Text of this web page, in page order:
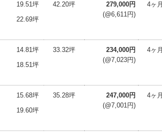
19.51坪
22.69坪
42.20坪
279,000円
(@6,611円)
4ヶ月
14.81坪
18.51坪
33.32坪
234,000円
(@7,023円)
4ヶ月
15.68坪
19.60坪
35.28坪
247,000円
(@7,001円)
4ヶ月